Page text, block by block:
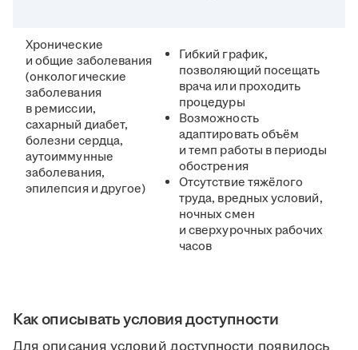
Хронические
и общие заболевания
(онкологические
заболевания
в ремиссии,
сахарный диабет,
болезни сердца,
аутоиммунные
заболевания,
эпилепсия и другое)
Гибкий график,
позволяющий посещать
врача или проходить
процедуры
Возможность
адаптировать объём
и темп работы в периоды
обострения
Отсутствие тяжёлого
труда, вредных условий,
ночных смен
и сверхурочных рабочих
часов
Как описывать условия доступности